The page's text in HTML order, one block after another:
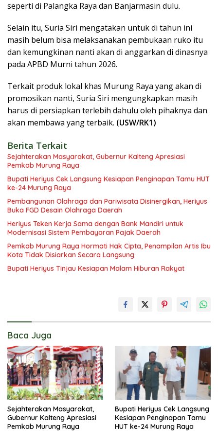
seperti di Palangka Raya dan Banjarmasin dulu.
Selain itu, Suria Siri mengatakan untuk di tahun ini
masih belum bisa melaksanakan pembukaan ruko itu
dan kemungkinan nanti akan di anggarkan di dinasnya
pada APBD Murni tahun 2026.
Terkait produk lokal khas Murung Raya yang akan di
promosikan nanti, Suria Siri mengungkapkan masih
harus di persiapkan terlebih dahulu oleh pihaknya dan
akan membawa yang terbaik. (USW/RK1)
Berita Terkait
Sejahterakan Masyarakat, Gubernur Kalteng Apresiasi
Pemkab Murung Raya
Bupati Heriyus Cek Langsung Kesiapan Penginapan Tamu HUT
ke-24 Murung Raya
Pembangunan Olahraga dan Pariwisata Disinergikan, Heriyus
Buka FGD Desain Olahraga Daerah
Heriyus Teken Kerja Sama dengan Bank Mandiri untuk
Modernisasi Sistem Pembayaran Pajak Daerah
Pemkab Murung Raya Hormati Hak Cipta, Penampilan Artis Ibu
Kota Tidak Disiarkan Secara Langsung
Bupati Heriyus Tinjau Kesiapan Malam Hiburan Rakyat
Baca Juga
Sejahterakan Masyarakat,
Gubernur Kalteng Apresiasi
Pemkab Murung Raya
Bupati Heriyus Cek Langsung
Kesiapan Penginapan Tamu
HUT ke-24 Murung Raya